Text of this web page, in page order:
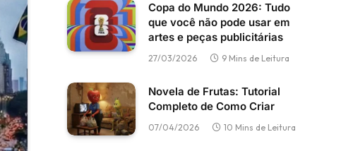
Copa do Mundo 2026: Tudo
que você não pode usar em
artes e peças publicitárias
27/03/2026 9 Mins de Leitura
Novela de Frutas: Tutorial
Completo de Como Criar
07/04/2026 10 Mins de Leitura